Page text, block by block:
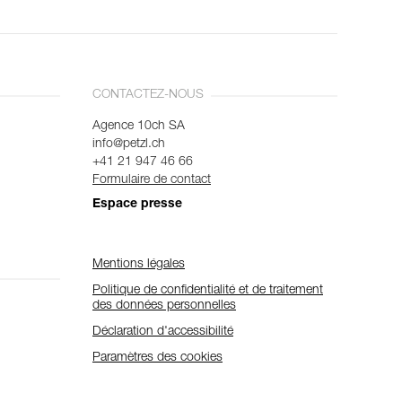
CONTACTEZ-NOUS
Agence 10ch SA
info@petzl.ch
+41 21 947 46 66
Formulaire de contact
Espace presse
Mentions légales
Politique de confidentialité et de traitement
des données personnelles
Déclaration d'accessibilité
Paramètres des cookies